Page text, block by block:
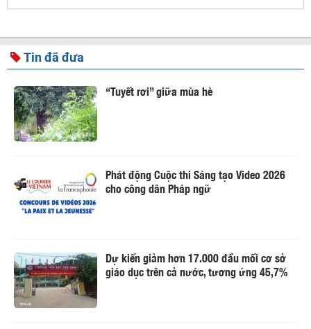
Tin đã đưa
“Tuyết rơi” giữa mùa hè
Phát động Cuộc thi Sáng tạo Video 2026
cho công dân Pháp ngữ
Dự kiến giảm hơn 17.000 đầu mối cơ sở
giáo dục trên cả nước, tương ứng 45,7%